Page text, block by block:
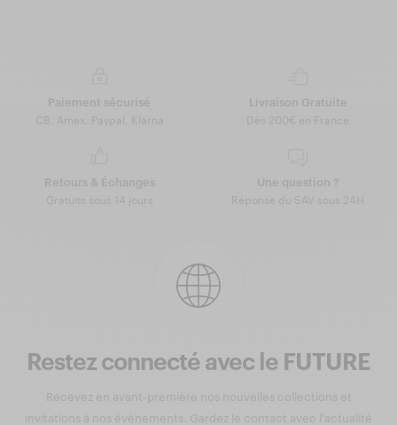
Paiement sécurisé
CB, Amex, Paypal, Klarna
Livraison Gratuite
Dès 200€ en France
Retours & Échanges
Gratuits sous 14 jours
Une question ?
Réponse du SAV sous 24H
Restez connecté avec le FUTURE
Recevez en avant-première nos nouvelles collections et
invitations à nos évènements. Gardez le contact avec l'actualité